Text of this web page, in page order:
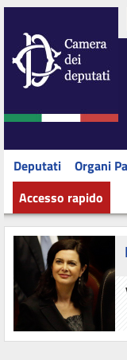
Deputati Organi
Accesso rapido